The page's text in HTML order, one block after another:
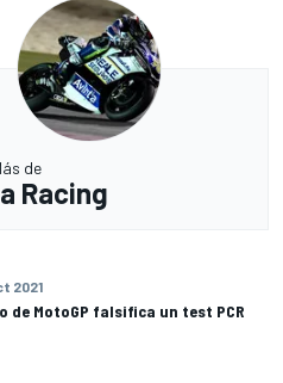
de
Racing
2021
de MotoGP falsifica un test PCR